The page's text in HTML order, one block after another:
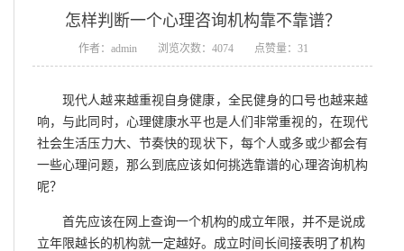
怎样判断一个心理咨询机构靠不靠谱？
作者：admin 浏览次数：4074 点赞量：31
现代人越来越重视自身健康，全民健身的口号也越来越
响，与此同时，心理健康水平也是人们非常重视的，在现代
社会生活压力大、节奏快的现状下，每个人或多或少都会有
一些心理问题，那么到底应该如何挑选靠谱的心理咨询机构
呢？
首先应该在网上查询一个机构的成立年限，并不是说成
立年限越长的机构就一定越好。成立时间长间接表明了机构